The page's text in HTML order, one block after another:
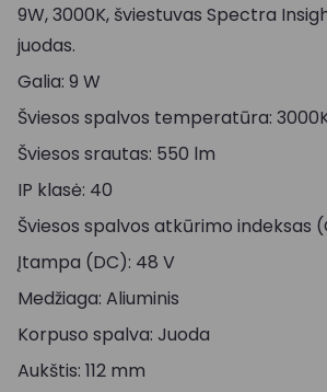
9W, 3000K, šviestuvas Spectra
juodas.
Galia: 9 W
Šviesos spalvos temperatūra:
Šviesos srautas: 550 lm
IP klasė: 40
Šviesos spalvos atkūrimo indeksas
Įtampa (DC): 48 V
Medžiaga: Aliuminis
Korpuso spalva: Juoda
Aukštis: 112 mm